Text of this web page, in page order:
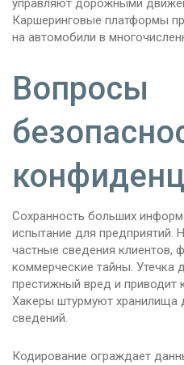
управляют дорожными
Каршеринговые платформы
на автомобили в
Вопросы
Сохранность больших
испытание для
частные сведения клиентов,
коммерческие тайны. Утечка
престижный вред и
Хакеры штурмуют хранилища
сведений.
Кодирование ограждает